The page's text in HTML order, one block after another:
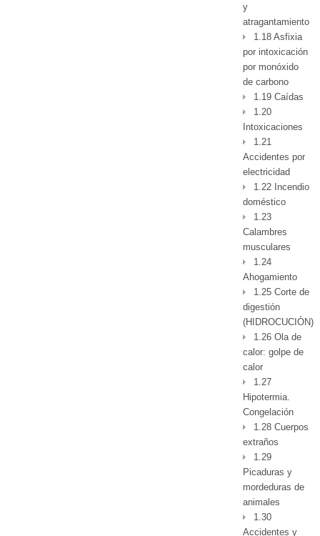
y
atragantamiento
1.18 Asfixia
por intoxicación
por monóxido
de carbono
1.19 Caídas
1.20
Intoxicaciones
1.21
Accidentes por
electricidad
1.22 Incendio
doméstico
1.23
Calambres
musculares
1.24
Ahogamiento
1.25 Corte de
digestión
(HIDROCUCIÓN)
1.26 Ola de
calor: golpe de
calor
1.27
Hipotermia.
Congelación
1.28 Cuerpos
extraños
1.29
Picaduras y
mordeduras de
animales
1.30
Accidentes y